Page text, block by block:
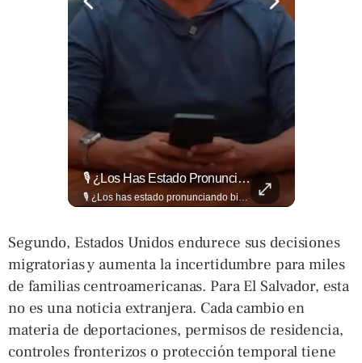
🎙️ ¿Los Has Estado Pronunciando Bien?
Segundo, Estados Unidos endurece sus decisiones
migratorias y aumenta la incertidumbre para miles
de familias centroamericanas. Para El Salvador, esta
no es una noticia extranjera. Cada cambio en
materia de deportaciones, permisos de residencia,
controles fronterizos o protección temporal tiene